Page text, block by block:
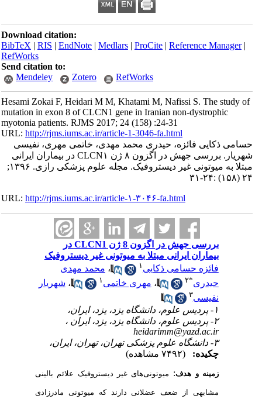
Download citation:
BibTeX|RIS|EndNote|Medlars|ProCite|Reference Manager
RefWorks
Send citation to:
Mendeley
Zotero RefWorks
Hesami Zokai F, Heidari M M, Khatami M, Nafissi S. The study of
mutation in exon 8 of CLCN1 gene in Iranian non-dystrophic
myotonia patients. RJMS 2017; 24 (158) :24-31
URL:http://rjms.iums.ac.ir/article-1-3046-fa.html
حسامی ذکایی فائزه، حیدری محمد مهدی، خاتمی مهری، نفیسی
شهریار. بررسی جهش در اگزون ۸ ژن CLCN۱ در بیماران ایرانی
مبتلا به میوتونی غیر دیستروفیک. مجله علوم پزشکی رازی. ۱۳۹۶;
۲۴ (۱۵۸) :۲۴-۳۱
URL:http://rjms.iums.ac.ir/article-۱-۳۰۴۶-fa.html
بررسی جهش در اگزون 8 ژن CLCN1 در
بیماران ایرانی مبتلا به میوتونی غیر دیستروفیک
فائزه حسامی ذکایی
،محمد مهدی
حیدری
۲ ،مهری خاتمی ،شهریار
نفیسی
heidarimm@yazd.ac.ir
چکیده:
زمینه و هدف:میوتونیهای غیر دیستروفیک علائم بالینی
مشابهی از ضعف عضلانی دارند که میوتونی مادرزادی